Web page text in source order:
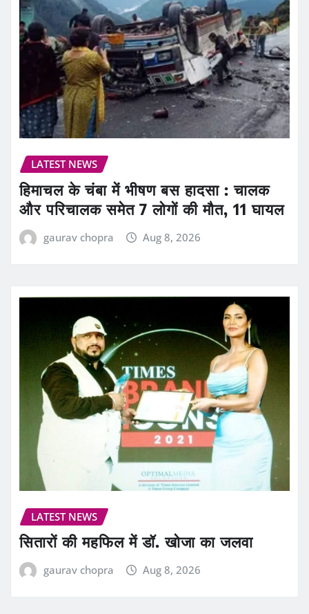
LATEST NEWS
हिमाचल के चंबा में भीषण बस हादसा : चालक
और परिचालक समेत 7 लोगों की मौत, 11 घायल
gaurav chopra Aug 8, 2026
LATEST NEWS
सितारों की महफिल में डॉ. खोजा का जलवा
gaurav chopra Aug 8, 2026